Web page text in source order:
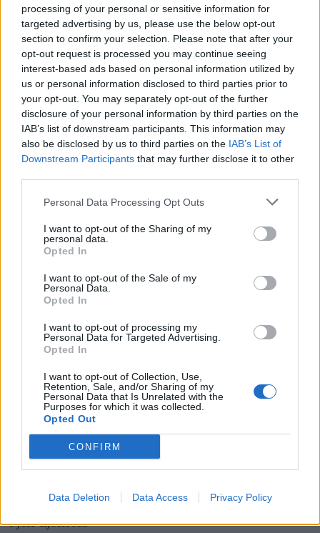
processing of your personal or sensitive information for
targeted advertising by us, please use the below opt-out
section to confirm your selection. Please note that after your
opt-out request is processed you may continue seeing
interest-based ads based on personal information utilized by
us or personal information disclosed to third parties prior to
your opt-out. You may separately opt-out of the further
disclosure of your personal information by third parties on the
IAB’s list of downstream participants. This information may
also be disclosed by us to third parties on the IAB’s List of
Downstream Participants that may further disclose it to other
Personal Data Processing Opt Outs
I want to opt-out of the Sharing of my
personal data.
Opted In
I want to opt-out of the Sale of my
Personal Data.
Opted In
I want to opt-out of processing my
Personal Data for Targeted Advertising.
Opted In
I want to opt-out of Collection, Use,
Retention, Sale, and/or Sharing of my
Personal Data that Is Unrelated with the
Purposes for which it was collected.
Opted Out
CONFIRM
Data Deletion Data Access Privacy Policy
med redaksjonen.
Pressens Faglige Utvalg (PFU) er et
klageorgan som behandler klager mot
mediene i presseetiske spørsmål.
For informasjon om klageadgang, se:
www.presse.no
Fjell-Ljom har ikke ansvar for innhold på
eksterne nettsider som det lenkes til.
Det er ikke tillatt å kopiere fra siden eller
legge ut skjermdump av artikler.
Avisa er medlem i Landslaget for
lokalaviser (
Ansvarlig redaktør og daglig leder:
Liv Maren Mæhre Vold
Ekspedisjon:
Tlf: 72 40 65 90
E-post:redaksjon@fjell-ljom.no
annonse@fjell-ljom.no
E-post:abonnement@fjell-ljom.no
Utgiver:
Fjell-Ljom AS